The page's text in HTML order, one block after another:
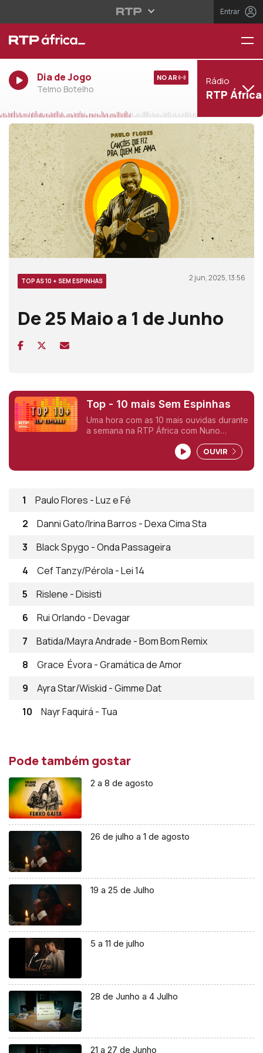
Entrar
Dia de Jogo
Telmo Botelho
NO AR Rádio
RTP África
TOP AS 10 + SEM ESPINHAS 2 jun, 2025, 13:56
De 25 Maio a 1 de Junho
Top - 10 mais Sem Espinhas
Uma hora com as 10 mais ouvidas durante
a semana na RTP África com Nuno
OUVIR
1
Paulo Flores - Luz e Fé
2
Danni Gato/Irina Barros - Dexa Cima Sta
3
Black Spygo - Onda Passageira
4
Cef Tanzy/Pérola - Lei 14
5
Rislene - Disisti
6
Rui Orlando - Devagar
7
Batida/Mayra Andrade - Bom Bom Remix
8
Grace Évora - Gramática de Amor
9
Ayra Star/Wiskid - Gimme Dat
10
Nayr Faquirá - Tua
Pode também gostar
2 a 8 de agosto
26 de julho a 1 de agosto
19 a 25 de Julho
5 a 11 de julho
28 de Junho a 4 Julho
21 a 27 de Junho